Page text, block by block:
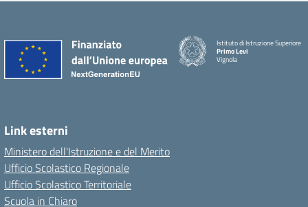
Istituto di Istruzione Superiore
Primo Levi
Vignola
Link esterni
Ministero dell'Istruzione e del Merito
Ufficio Scolastico Regionale
Ufficio Scolastico Territoriale
Scuola in Chiaro